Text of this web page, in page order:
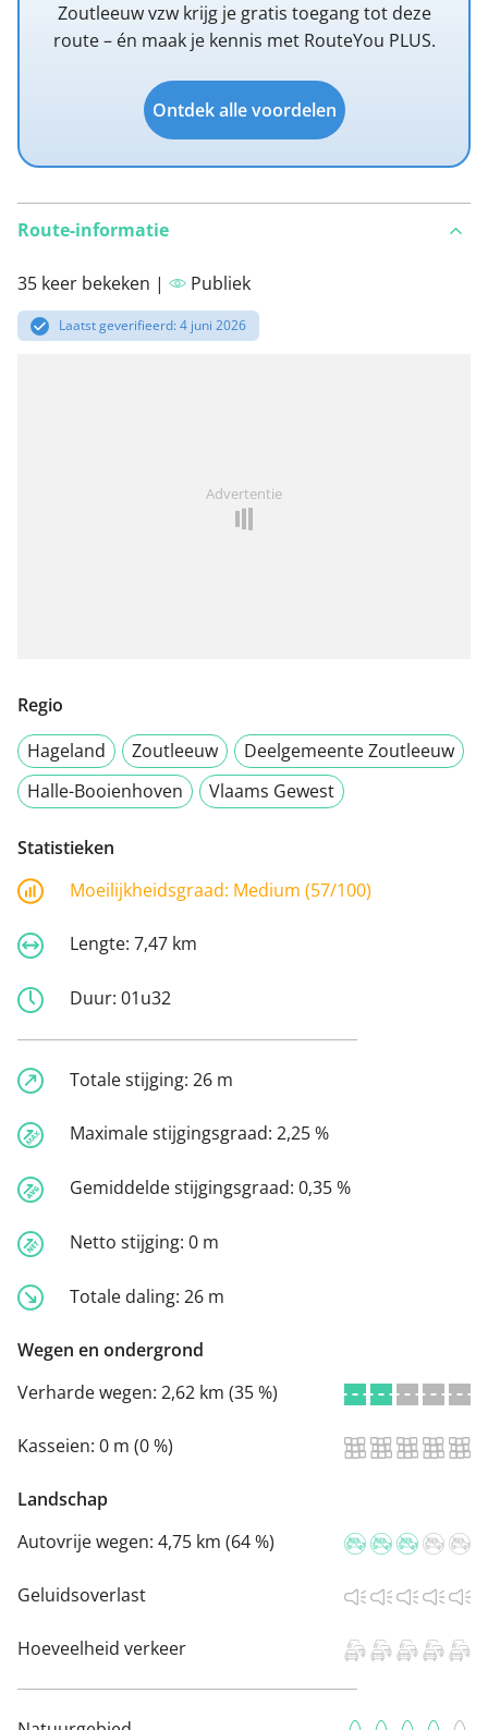
Zoutleeuw vzw krijg je gratis toegang tot deze
route – én maak je kennis met RouteYou PLUS.
Ontdek alle voordelen
Route-informatie
35 keer bekeken | Publiek
Laatst geverifieerd: 4 juni 2026
Advertentie
Regio
Hageland
Zoutleeuw
Deelgemeente Zoutleeuw
Halle-Booienhoven
Vlaams Gewest
Statistieken
Moeilijkheidsgraad: Medium (57/100)
Lengte: 7,47 km
Duur: 01u32
Totale stijging: 26 m
Maximale stijgingsgraad: 2,25 %
Gemiddelde stijgingsgraad: 0,35 %
Netto stijging: 0 m
Totale daling: 26 m
Wegen en ondergrond
Verharde wegen: 2,62 km (35 %)
Kasseien: 0 m (0 %)
Landschap
Autovrije wegen: 4,75 km (64 %)
Geluidsoverlast
Hoeveelheid verkeer